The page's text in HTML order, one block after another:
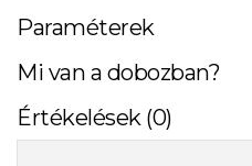
Paraméterek
Mi van a dobozban?
Értékelések (0)